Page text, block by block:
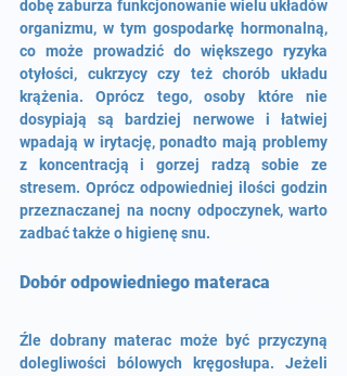
dobę zaburza funkcjonowanie wielu układów
organizmu, w tym gospodarkę hormonalną,
co może prowadzić do większego ryzyka
otyłości, cukrzycy czy też chorób układu
krążenia. Oprócz tego, osoby które nie
dosypiają są bardziej nerwowe i łatwiej
wpadają w irytację, ponadto mają problemy
z koncentracją i gorzej radzą sobie ze
stresem. Oprócz odpowiedniej ilości godzin
przeznaczanej na nocny odpoczynek, warto
zadbać także o higienę snu.
Dobór odpowiedniego materaca
Źle dobrany materac może być przyczyną
dolegliwości bólowych kręgosłupa. Jeżeli